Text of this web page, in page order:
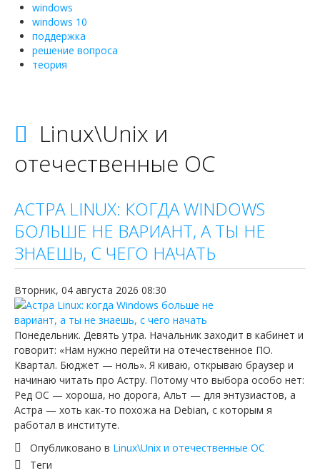
windows
windows 10
поддержка
решение вопроса
теория
Linux\Unix и
отечественные ОС
АСТРА LINUX: КОГДА WINDOWS
БОЛЬШЕ НЕ ВАРИАНТ, А ТЫ НЕ
ЗНАЕШЬ, С ЧЕГО НАЧАТЬ
Вторник, 04 августа 2026 08:30
Понедельник. Девять утра. Начальник заходит в кабинет и
говорит: «Нам нужно перейти на отечественное ПО.
Квартал. Бюджет — ноль». Я киваю, открываю браузер и
начинаю читать про Астру. Потому что выбора особо нет:
Ред ОС — хороша, но дорога, Альт — для энтузиастов, а
Астра — хоть как-то похожа на Debian, с которым я
работал в институте.
Опубликовано в Linux\Unix и отечественные ОС
Теги